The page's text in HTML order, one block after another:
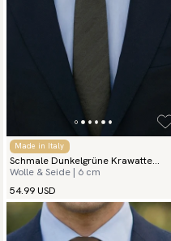
Made in Italy
Schmale Dunkelgrüne Krawatte
Herringbone
Wolle & Seide | 6 cm
54.99 USD